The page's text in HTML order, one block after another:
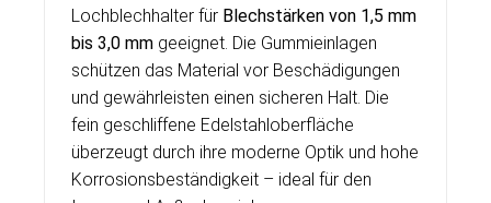
Lochblechhalter für Blechstärken von 1,5 mm
bis 3,0 mm geeignet. Die Gummieinlagen
schützen das Material vor Beschädigungen
und gewährleisten einen sicheren Halt. Die
fein geschliffene Edelstahloberfläche
überzeugt durch ihre moderne Optik und hohe
Korrosionsbeständigkeit – ideal für den